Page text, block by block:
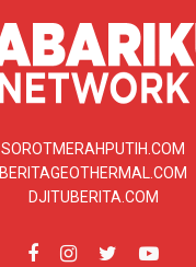
SOROTMERAHPUTIH.COM
BERITAGEOTHERMAL.COM
DJITUBERITA.COM